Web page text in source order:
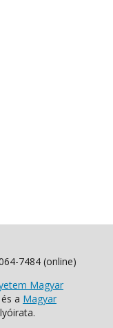
7484 (online)
Magyar
és a Magyar